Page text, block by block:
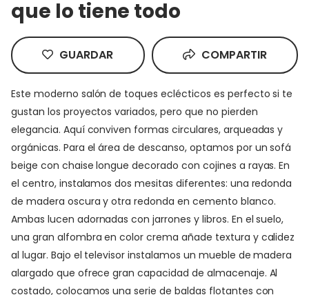
que lo tiene todo
GUARDAR COMPARTIR
Este moderno salón de toques eclécticos es perfecto si te
gustan los proyectos variados, pero que no pierden
elegancia. Aquí conviven formas circulares, arqueadas y
orgánicas. Para el área de descanso, optamos por un sofá
beige con chaise longue decorado con cojines a rayas. En
el centro, instalamos dos mesitas diferentes: una redonda
de madera oscura y otra redonda en cemento blanco.
Ambas lucen adornadas con jarrones y libros. En el suelo,
una gran alfombra en color crema añade textura y calidez
al lugar. Bajo el televisor instalamos un mueble de madera
alargado que ofrece gran capacidad de almacenaje. Al
costado, colocamos una serie de baldas flotantes con